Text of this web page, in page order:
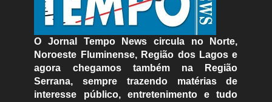
O Jornal Tempo News circula no Norte,
Noroeste Fluminense, Região dos Lagos e
agora chegamos também na Região
Serrana, sempre trazendo matérias de
interesse público, entretenimento e tudo